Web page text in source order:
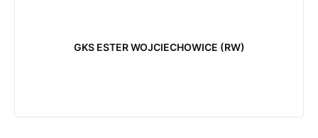
GKS ESTER WOJCIECHOWICE (RW)